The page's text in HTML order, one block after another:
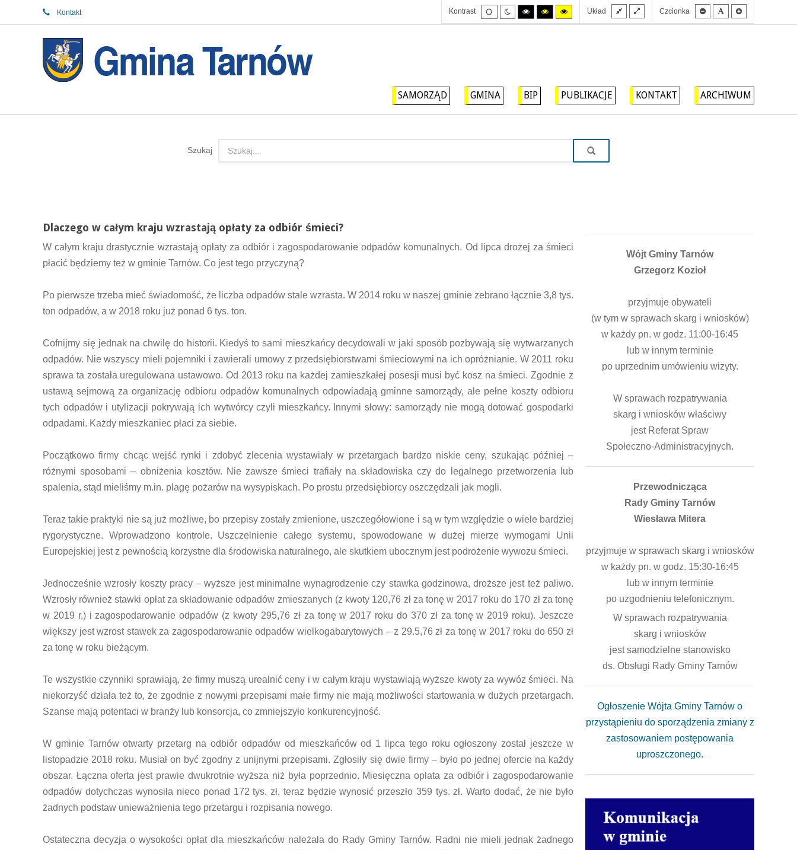
Kontakt Kontrast
Tryb
domyślny
Tryb
nocny
Tryb
wysokiego
kontrastu
Tryb
wysokiego
kontrastu
Tryb
wysokiego
kontrastu
Układ
Stały
układ
Szeroki
układCzcionka
Mniejsza
czcionka
Domyślna
czcionka
SAMORZĄD GMINA BIP PUBLIKACJE KONTAKT ARCHIWUM
Szukaj
Dlaczego w całym kraju wzrastają opłaty za odbiór śmieci?
W całym kraju drastycznie wzrastają opłaty za odbiór i zagospodarowanie odpadów komunalnych. Od lipca drożej za śmieci
płacić będziemy też w gminie Tarnów. Co jest tego przyczyną?
Po pierwsze trzeba mieć świadomość, że liczba odpadów stale wzrasta. W 2014 roku w naszej gminie zebrano łącznie 3,8 tys.
ton odpadów, a w 2018 roku już ponad 6 tys. ton.
Cofnijmy się jednak na chwilę do historii. Kiedyś to sami mieszkańcy decydowali w jaki sposób pozbywają się wytwarzanych
odpadów. Nie wszyscy mieli pojemniki i zawierali umowy z przedsiębiorstwami śmieciowymi na ich opróżnianie. W 2011 roku
sprawa ta została uregulowana ustawowo. Od 2013 roku na każdej zamieszkałej posesji musi być kosz na śmieci. Zgodnie z
ustawą sejmową za organizację odbioru odpadów komunalnych odpowiadają gminne samorządy, ale pełne koszty odbioru
tych odpadów i utylizacji pokrywają ich wytwórcy czyli mieszkańcy. Innymi słowy: samorządy nie mogą dotować gospodarki
odpadami. Każdy mieszkaniec płaci za siebie.
Początkowo firmy chcąc wejść rynki i zdobyć zlecenia wystawiały w przetargach bardzo niskie ceny, szukając później –
różnymi sposobami – obniżenia kosztów. Nie zawsze śmieci trafiały na składowiska czy do legalnego przetworzenia lub
spalenia, stąd mieliśmy m.in. plagę pożarów na wysypiskach. Po prostu przedsiębiorcy oszczędzali jak mogli.
Teraz takie praktyki nie są już możliwe, bo przepisy zostały zmienione, uszczegółowione i są w tym względzie o wiele bardziej
rygorystyczne. Wprowadzono kontrole. Uszczelnienie całego systemu, spowodowane w dużej mierze wymogami Unii
Europejskiej jest z pewnością korzystne dla środowiska naturalnego, ale skutkiem ubocznym jest podrożenie wywozu śmieci.
Jednocześnie wzrosły koszty pracy – wyższe jest minimalne wynagrodzenie czy stawka godzinowa, droższe jest też paliwo.
Wzrosły również stawki opłat za składowanie odpadów zmieszanych (z kwoty 120,76 zł za tonę w 2017 roku do 170 zł za tonę
w 2019 r.) i zagospodarowanie odpadów (z kwoty 295,76 zł za tonę w 2017 roku do 370 zł za tonę w 2019 roku). Jeszcze
większy jest wzrost stawek za zagospodarowanie odpadów wielkogabarytowych – z 29.5,76 zł za tonę w 2017 roku do 650 zł
za tonę w roku bieżącym.
Te wszystkie czynniki sprawiają, że firmy muszą urealnić ceny i w całym kraju wystawiają wyższe kwoty za wywóz śmieci. Na
niekorzyść działa też to, że zgodnie z nowymi przepisami małe firmy nie mają możliwości startowania w dużych przetargach.
Szanse mają potentaci w branży lub konsorcja, co zmniejszyło konkurencyjność.
W gminie Tarnów otwarty przetarg na odbiór odpadów od mieszkańców od 1 lipca tego roku ogłoszony został jeszcze w
listopadzie 2018 roku. Musiał on być zgodny z unijnymi przepisami. Zgłosiły się dwie firmy – było po jednej ofercie na każdy
obszar. Łączna oferta jest prawie dwukrotnie wyższa niż była poprzednio. Miesięczna oplata za odbiór i zagospodarowanie
odpadów dotychczas wynosiła nieco ponad 172 tys. zł, teraz będzie wynosić przeszło 359 tys. zł. Warto dodać, że nie było
żadnych podstaw unieważnienia tego przetargu i rozpisania nowego.
Ostateczna decyzja o wysokości opłat dla mieszkańców należała do Rady Gminy Tarnów. Radni nie mieli jednak żadnego
Wójt Gminy Tarnów
Grzegorz Kozioł
przyjmuje obywateli
(w tym w sprawach skarg i wniosków)
w każdy pn. w godz. 11:00-16:45
lub w innym terminie
po uprzednim umówieniu wizyty.
W sprawach rozpatrywania
skarg i wniosków właściwy
jest Referat Spraw
Społeczno-Administracyjnych.
Przewodnicząca
Rady Gminy Tarnów
Wiesława Mitera
przyjmuje w sprawach skarg i wniosków
w każdy pn. w godz. 15:30-16:45
lub w innym terminie
po uzgodnieniu telefonicznym.
W sprawach rozpatrywania
skarg i wniosków
jest samodzielne stanowisko
ds. Obsługi Rady Gminy Tarnów
Ogłoszenie Wójta Gminy Tarnów o
przystąpieniu do sporządzenia zmiany z
zastosowaniem postępowania
uproszczonego.